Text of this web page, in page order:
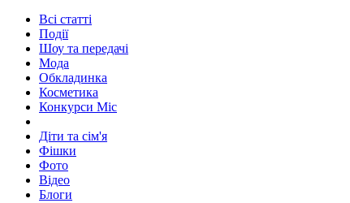
Всі статті
Події
Шоу та передачі
Мода
Обкладинка
Косметика
Конкурси Міс
Діти та сім'я
Фішки
Фото
Відео
Блоги